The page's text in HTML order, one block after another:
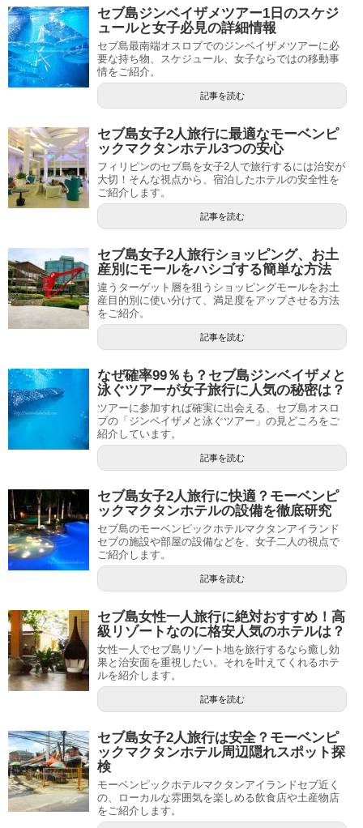
セブ島ジンベイザメツアー1日のスケジ
ュールと女子必見の詳細情報
セブ島最南端オスロブでのジンベイザメツアーに必
要な持ち物、スケジュール、女子ならではの移動事
情をご紹介。
記事を読む
セブ島女子2人旅行に最適なモーベンピ
ックマクタンホテル3つの安心
フィリピンのセブ島を女子2人で旅行するには治安が
大切！そんな視点から、宿泊したホテルの安全性を
ご紹介します。
記事を読む
セブ島女子2人旅行ショッピング、お土
産別にモールをハシゴする簡単な方法
違うターゲット層を狙うショッピングモールをお土
産目的別に使い分けて、満足度をアップさせる方法
をご紹介。
記事を読む
なぜ確率99％も？セブ島ジンベイザメと
泳ぐツアーが女子旅行に人気の秘密は？
ツアーに参加すれば確実に出会える、セブ島オスロ
ブの「ジンベイザメと泳ぐツアー」の見どころをご
紹介しています。
記事を読む
セブ島女子2人旅行に快適？モーベンピ
ックマクタンホテルの設備を徹底研究
セブ島のモーベンピックホテルマクタンアイランド
セブの施設や部屋の設備などを、女子二人の視点で
ご紹介します。
記事を読む
セブ島女性一人旅行に絶対おすすめ！高
級リゾートなのに格安人気のホテルは？
女性一人でセブ島リゾート地を旅行するなら癒し効
果と治安面を重視したい。それを叶えてくれるホテ
ルを紹介します。
記事を読む
セブ島女子2人旅行は安全？モーベンピ
ックマクタンホテル周辺隠れスポット探
検
モーベンピックホテルマクタンアイランドセブ近く
の、ローカルな雰囲気を楽しめる飲食店や土産物店
をご紹介します。